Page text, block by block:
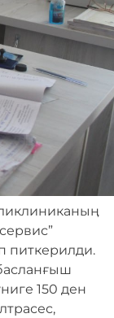
питкерилди.
150 ден